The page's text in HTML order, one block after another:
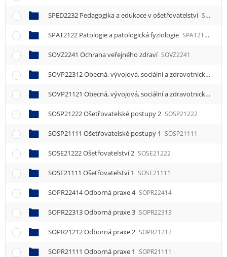
SPED2232 Pedagogika a edukace v ošetřovatelství SPED2232
SPAT2122 Patologie a patologická fyziologie SPAT2122
SOVZ2241 Ochrana veřejného zdraví SOVZ2241
SOVP22312 Obecná, vývojová, sociální a zdravotnická psychologie 2
SOVP21121 Obecná, vývojová, sociální a zdravotnická psychologie 1
SOSP21222 Ošetřovatelské postupy 2 SOSP21222
SOSP21111 Ošetřovatelské postupy 1 SOSP21111
SOSE21222 Ošetřovatelství 2 SOSE21222
SOSE21111 Ošetřovatelství 1 SOSE21111
SOPR22414 Odborná praxe 4 SOPR22414
SOPR22313 Odborná praxe 3 SOPR22313
SOPR21212 Odborná praxe 2 SOPR21212
SOPR21111 Odborná praxe 1 SOPR21111